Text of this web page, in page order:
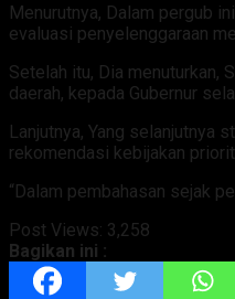
Menurutnya, Dalam pergub
evaluasi penyelenggaraan
Setelah itu, Dia menuturkan,
daerah, kepada Gubernur
Lanjutnya, Yang selanjutnya
rekomendasi kebijakan
“Dalam pembahasan sejak
Post Views: 3,258
Bagikan ini :